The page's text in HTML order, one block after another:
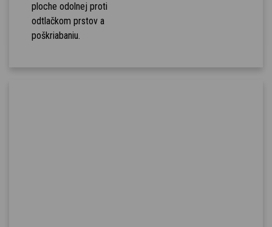
ploche odolnej proti
odtlačkom prstov a
poškriabaniu.